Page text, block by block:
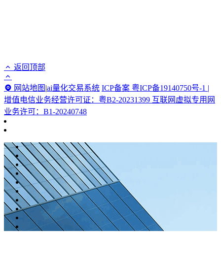
返回顶部
网站地图 |ai量化交易系统 ICP备案 粤ICP备19140750号-1 |
增值电信业务经营许可证：粤B2-20231399 互联网虚拟专用网
业务许可：B1-20240748